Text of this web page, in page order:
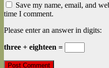
Save my name, email, and
time I comment.
Please enter an answer in digits:
three + eighteen =